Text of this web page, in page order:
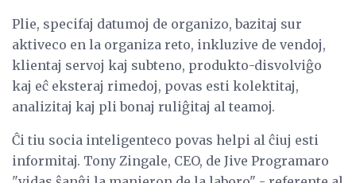
Plie, specifaj datumoj de organizo, bazitaj sur
aktiveco en la organiza reto, inkluzive de vendoj,
klientaj servoj kaj subteno, produkto-disvolviĝo
kaj eĉ eksteraj rimedoj, povas esti kolektitaj,
analizitaj kaj pli bonaj ruliĝitaj al teamoj.
Ĉi tiu socia inteligenteco povas helpi al ĉiuj esti
informitaj. Tony Zingale, CEO, de Jive Programaro